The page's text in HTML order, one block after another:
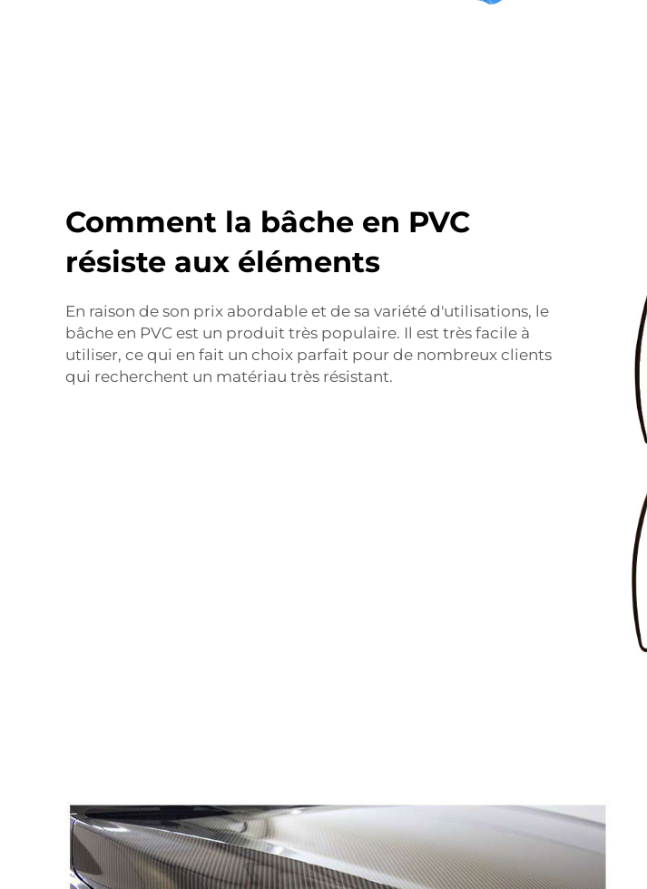
Comment la bâche en PVC
résiste aux éléments
En raison de son prix abordable et de sa variété d'utilisations, le
bâche en PVC est un produit très populaire. Il est très facile à
utiliser, ce qui en fait un choix parfait pour de nombreux clients
qui recherchent un matériau très résistant.